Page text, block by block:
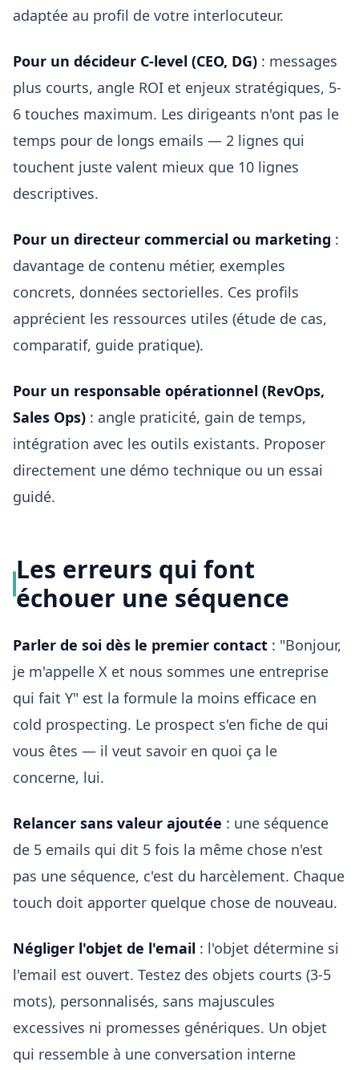
adaptée au profil de votre interlocuteur.
Pour un décideur C-level (CEO, DG) : messages
plus courts, angle ROI et enjeux stratégiques, 5-
6 touches maximum. Les dirigeants n'ont pas le
temps pour de longs emails — 2 lignes qui
touchent juste valent mieux que 10 lignes
descriptives.
Pour un directeur commercial ou marketing :
davantage de contenu métier, exemples
concrets, données sectorielles. Ces profils
apprécient les ressources utiles (étude de cas,
comparatif, guide pratique).
Pour un responsable opérationnel (RevOps,
Sales Ops) : angle praticité, gain de temps,
intégration avec les outils existants. Proposer
directement une démo technique ou un essai
guidé.
Les erreurs qui font
échouer une séquence
Parler de soi dès le premier contact : "Bonjour,
je m'appelle X et nous sommes une entreprise
qui fait Y" est la formule la moins efficace en
cold prospecting. Le prospect s'en fiche de qui
vous êtes — il veut savoir en quoi ça le
concerne, lui.
Relancer sans valeur ajoutée : une séquence
de 5 emails qui dit 5 fois la même chose n'est
pas une séquence, c'est du harcèlement. Chaque
touch doit apporter quelque chose de nouveau.
Négliger l'objet de l'email : l'objet détermine si
l'email est ouvert. Testez des objets courts (3-5
mots), personnalisés, sans majuscules
excessives ni promesses génériques. Un objet
qui ressemble à une conversation interne